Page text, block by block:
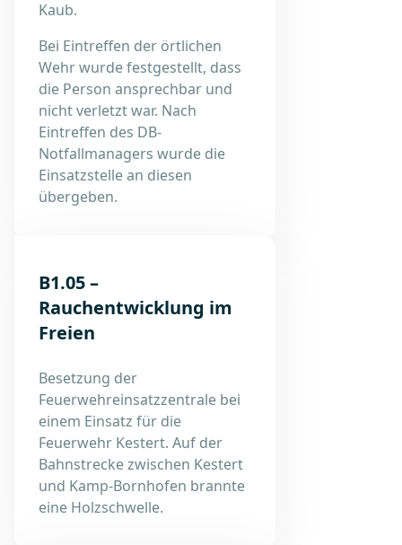
Kaub.
Bei Eintreffen der örtlichen
Wehr wurde festgestellt, dass
die Person ansprechbar und
nicht verletzt war. Nach
Eintreffen des DB-
Notfallmanagers wurde die
Einsatzstelle an diesen
übergeben.
B1.05 –
Rauchentwicklung im
Freien
Besetzung der
Feuerwehreinsatzzentrale bei
einem Einsatz für die
Feuerwehr Kestert. Auf der
Bahnstrecke zwischen Kestert
und Kamp-Bornhofen brannte
eine Holzschwelle.